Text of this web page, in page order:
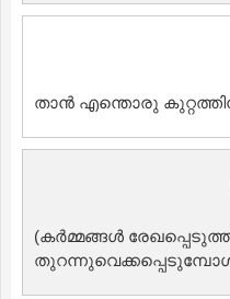
താന്‍ എന്തൊരു
(കര്‍മ്മങ്ങള്‍